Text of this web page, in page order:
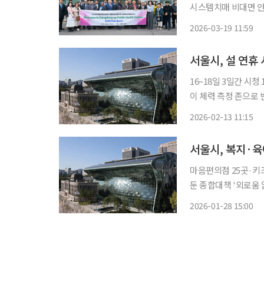
시스템치매 비대면 안심서비스 등 소개 서울
2026-03-19 11:59
16~18일 3일간 시청 1층
이 체력 측정 존으로
2026-02-13 11:15
서울시, 복지·
마음편의점 25곳·키즈카페
둔 종합대책 '외로움
2026-01-28 15:00